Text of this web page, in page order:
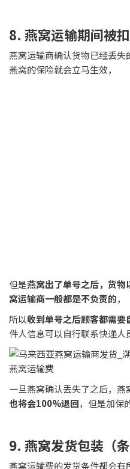
8. 燕窝运输期间被
燕窝运输商确认货物已经丢
燕窝的保险就会立马生效，
9. 燕窝发货包装（
燕窝运输费的发货条件都会有
会有不同的包装，
一般情况下燕窝可以使用PVC
透明塑料袋）。
燕窝运输商只允许每盒燕窝在